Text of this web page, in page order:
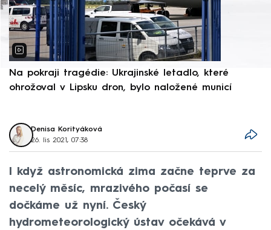
Na pokraji tragédie: Ukrajinské letadlo, které
ohrožoval v Lipsku dron, bylo naložené municí
Denisa Korityáková
26. lis 2021, 07:38
I když astronomická zima začne teprve za
necelý měsíc, mrazivého počasí se
dočkáme už nyní. Český
hydrometeorologický ústav očekává v